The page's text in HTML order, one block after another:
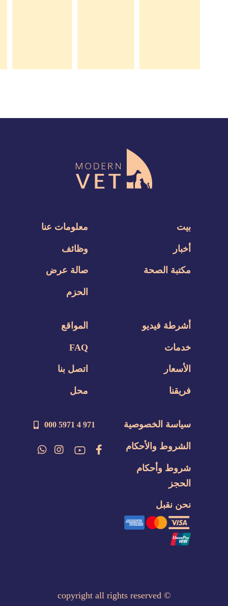
بيت
أخبار
مكتبة الصحة
معلومات عنا
وظائف
صالة عرض
الحزم
أشرطة فيديو
خدمات
الأسعار
فريقنا
المواقع
FAQ
اتصل بنا
محل
سياسة الخصوصية
الشروط والأحكام
شروط وأحكام
الحجز
نحن نقبل
971 4 5971 000
©
copyright all rights reserved